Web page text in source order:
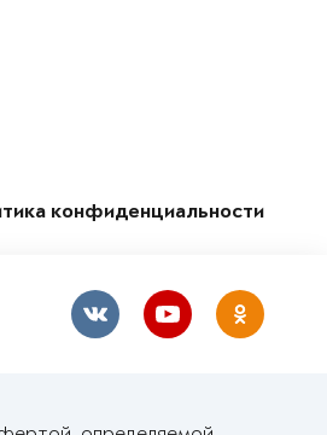
конфиденциальности